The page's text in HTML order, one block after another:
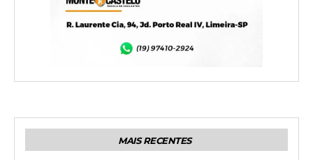
MAIS RECENTES